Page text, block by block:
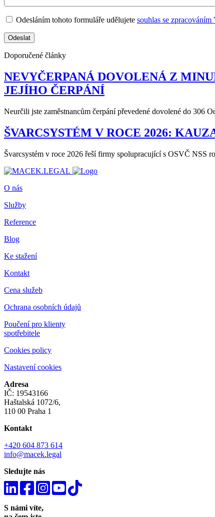
Odesláním tohoto formuláře udělujete souhlas se
Doporučené články
NEVYČERPANÁ DOVOLENÁ Z
JEJÍHO ČERPÁNÍ
Neurčili jste zaměstnancům čerpání převedené dovolené do 306
ŠVARCSYSTÉM V ROCE 2026:
Švarcsystém v roce 2026 řeší firmy spolupracující s OSVČ NSS
O nás
Služby
Reference
Blog
Ke stažení
Kontakt
Cena služeb
Ochrana osobních údajů
Poučení pro klienty
spotřebitele
Cookies policy
Nastavení cookies
Adresa
IČ: 19543166
Haštalská 1072/6,
110 00 Praha 1
Kontakt
+420 604 873 614
info@macek.legal
Sledujte nás
S námi víte,